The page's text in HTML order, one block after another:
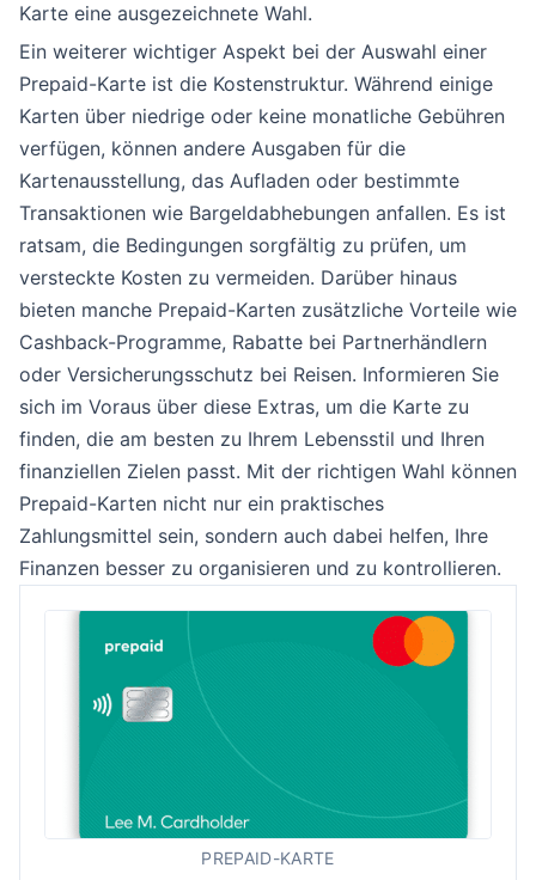
Karte eine ausgezeichnete Wahl.
Ein weiterer wichtiger Aspekt bei der Auswahl einer
Prepaid-Karte ist die Kostenstruktur. Während einige
Karten über niedrige oder keine monatliche Gebühren
verfügen, können andere Ausgaben für die
Kartenausstellung, das Aufladen oder bestimmte
Transaktionen wie Bargeldabhebungen anfallen. Es ist
ratsam, die Bedingungen sorgfältig zu prüfen, um
versteckte Kosten zu vermeiden. Darüber hinaus
bieten manche Prepaid-Karten zusätzliche Vorteile wie
Cashback-Programme, Rabatte bei Partnerhändlern
oder Versicherungsschutz bei Reisen. Informieren Sie
sich im Voraus über diese Extras, um die Karte zu
finden, die am besten zu Ihrem Lebensstil und Ihren
finanziellen Zielen passt. Mit der richtigen Wahl können
Prepaid-Karten nicht nur ein praktisches
Zahlungsmittel sein, sondern auch dabei helfen, Ihre
Finanzen besser zu organisieren und zu kontrollieren.
PREPAID-KARTE